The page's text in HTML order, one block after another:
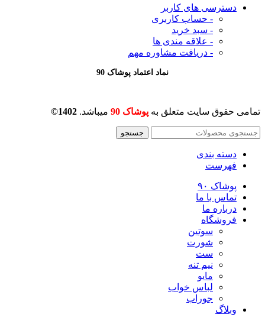
دسترسی های کاربر
- حساب کاربری
- سبد خرید
- علاقه مندی ها
- دریافت مشاوره مهم
نماد اعتماد پوشاک 90
تمامی حقوق سایت متعلق به پوشاک 90 میباشد. 1402©
جستجو
دسته بندی
فهرست
پوشاک ۹۰
تماس با ما
درباره ما
فروشگاه
سوتین
شورت
ست
نیم تنه
مایو
لباس خواب
جوراب
وبلاگ